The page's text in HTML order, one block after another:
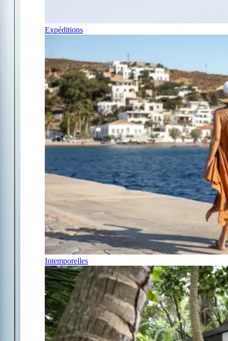
Expéditions
Intemporelles